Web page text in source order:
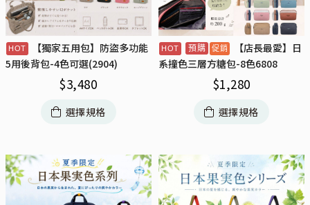
【獨家五用包】防盜多功能
5用後背包-4色可選(2904)
$3,480
選擇規格
預購
【店長最愛】日
系撞色三層方糖包-8色6808
$1,280
選擇規格